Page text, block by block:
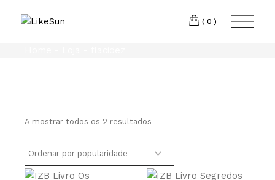
(0)
A mostrar todos os 2 resultados
de
classificação
Vedras
LINKEDIN